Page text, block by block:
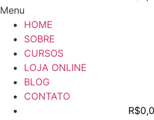
Menu
HOME
SOBRE
CURSOS
LOJA ONLINE
BLOG
CONTATO
R$